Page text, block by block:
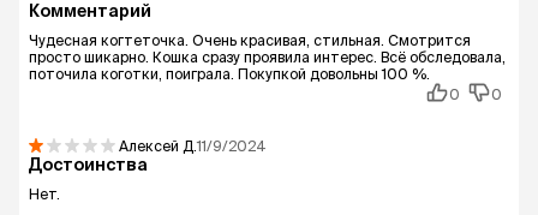
Комментарий
Чудесная когтеточка. Очень красивая, стильная. Смотрится
просто шикарно. Кошка сразу проявила интерес. Всё обследовала,
поточила коготки, поиграла. Покупкой довольны 100 %.
0
0
Алексей Д.11/9/2024
Достоинства
Нет.